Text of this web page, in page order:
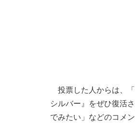
投票した人からは、
シルバー』をぜひ復活
でみたい」などのコメ